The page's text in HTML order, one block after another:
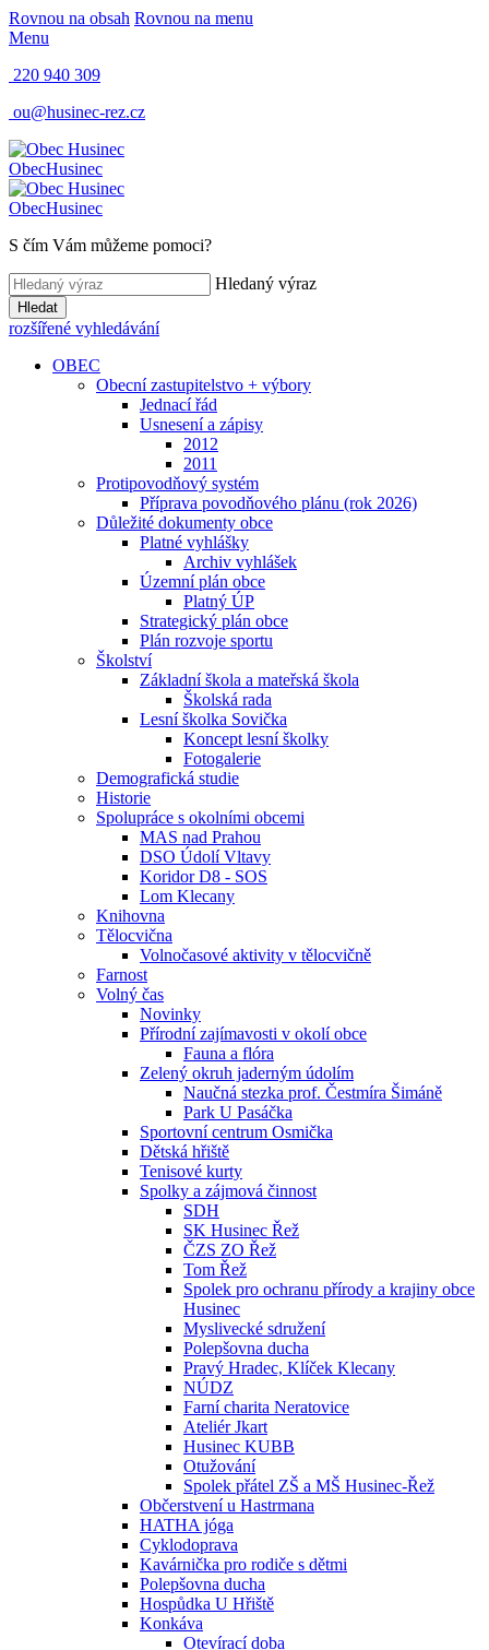
Rovnou na obsah Rovnou na menu
Menu
220 940 309
ou@husinec-rez.cz
ObecHusinec
ObecHusinec
S čím Vám můžeme pomoci?
Hledaný výraz
Hledat
rozšířené vyhledávání
OBEC
Obecní zastupitelstvo + výbory
Jednací řád
Usnesení a zápisy
2012
2011
Protipovodňový systém
Příprava povodňového plánu (rok 2026)
Důležité dokumenty obce
Platné vyhlášky
Archiv vyhlášek
Územní plán obce
Platný ÚP
Strategický plán obce
Plán rozvoje sportu
Školství
Základní škola a mateřská škola
Školská rada
Lesní školka Sovička
Koncept lesní školky
Fotogalerie
Demografická studie
Historie
Spolupráce s okolními obcemi
MAS nad Prahou
DSO Údolí Vltavy
Koridor D8 - SOS
Lom Klecany
Knihovna
Tělocvična
Volnočasové aktivity v tělocvičně
Farnost
Volný čas
Novinky
Přírodní zajímavosti v okolí obce
Fauna a flóra
Zelený okruh jaderným údolím
Naučná stezka prof. Čestmíra Šimáně
Park U Pasáčka
Sportovní centrum Osmička
Dětská hřiště
Tenisové kurty
Spolky a zájmová činnost
SDH
SK Husinec Řež
ČZS ZO Řež
Tom Řež
Spolek pro ochranu přírody a krajiny obce
Husinec
Myslivecké sdružení
Polepšovna ducha
Pravý Hradec, Klíček Klecany
NÚDZ
Farní charita Neratovice
Ateliér Jkart
Husinec KUBB
Otužování
Spolek přátel ZŠ a MŠ Husinec-Řež
Občerstvení u Hastrmana
HATHA jóga
Cyklodoprava
Kavárnička pro rodiče s dětmi
Polepšovna ducha
Hospůdka U Hřiště
Konkáva
Otevírací doba